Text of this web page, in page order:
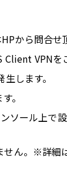
から問合せ
VPN
します。
。
ソール上
ん。※詳細